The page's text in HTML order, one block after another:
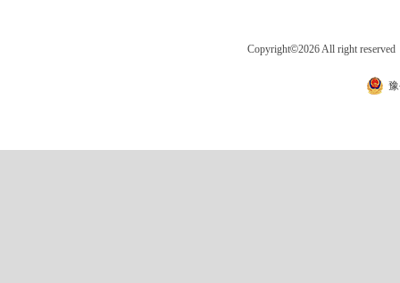
Copyright©2026 All right